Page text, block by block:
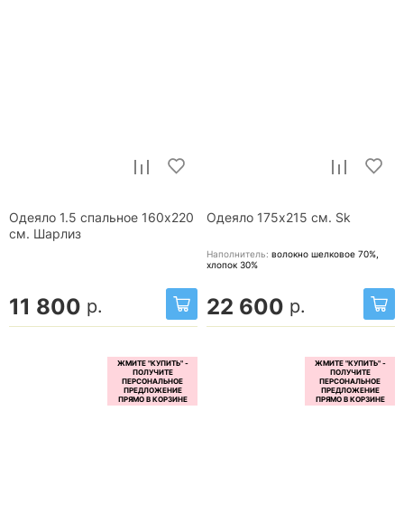
Одеяло 1.5 спальное 160x220
см. Шарлиз
11 800 р.
Одеяло 175x215 см. Sk
Наполнитель: волокно шелковое 70%,
хлопок 30%
22 600 р.